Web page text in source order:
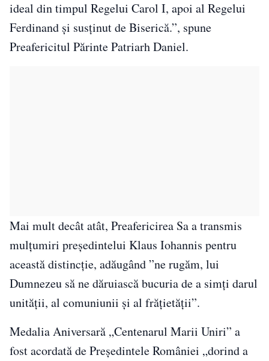
ideal din timpul Regelui Carol I, apoi al Regelui
Ferdinand și susținut de Biserică.”, spune
Preafericitul Părinte Patriarh Daniel.
Mai mult decât atât, Preafericirea Sa a transmis
mulțumiri președintelui Klaus Iohannis pentru
această distincție, adăugând ”ne rugăm, lui
Dumnezeu să ne dăruiască bucuria de a simți darul
unității, al comuniunii și al frățietății”.
Medalia Aniversară „Centenarul Marii Uniri” a
fost acordată de Președintele României „dorind a